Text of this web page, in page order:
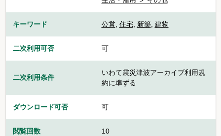
キーワード 公営, 住宅, 新築, 建物
二次利用可否 可
二次利用条件
いわて震災津波アーカイブ利用規
約に準ずる
ダウンロード可否 可
閲覧回数 10